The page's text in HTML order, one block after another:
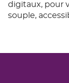
digitaux, pour
souple,